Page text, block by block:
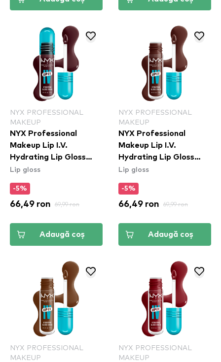
NYX PROFESSIONAL
MAKEUP
NYX Professional
Makeup Lip I.V.
Hydrating Lip Gloss
Stain - 14 Mauve N'
Lip gloss
-5%
66,49 ron 69,99 ron
Adaugă coș
NYX PROFESSIONAL
MAKEUP
NYX Professional
Makeup Lip I.V.
Hydrating Lip Gloss
Stain - 05 Mocha Me
Lip gloss
-5%
66,49 ron 69,99 ron
Adaugă coș
NYX PROFESSIONAL
MAKEUP
NYX PROFESSIONAL
MAKEUP